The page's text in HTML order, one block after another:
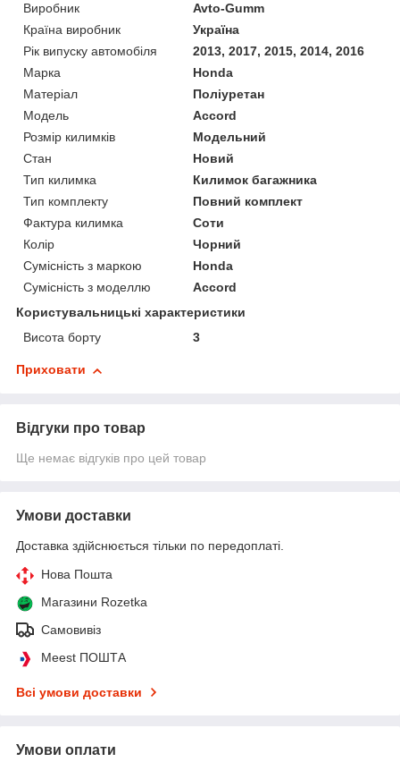
Виробник
Avto-Gumm
Країна виробник
Україна
Рік випуску автомобіля
2013, 2017, 2015, 2014, 2016
Марка
Honda
Матеріал
Поліуретан
Модель
Accord
Розмір килимків
Модельний
Стан
Новий
Тип килимка
Килимок багажника
Тип комплекту
Повний комплект
Фактура килимка
Соти
Колір
Чорний
Сумісність з маркою
Honda
Сумісність з моделлю
Accord
Користувальницькі характеристики
Висота борту
3
Приховати
Відгуки про товар
Ще немає відгуків про цей товар
Умови доставки
Доставка здійснюється тільки по передоплаті.
Нова Пошта
Магазини Rozetka
Самовивіз
Meest ПОШТА
Всі умови доставки
Умови оплати